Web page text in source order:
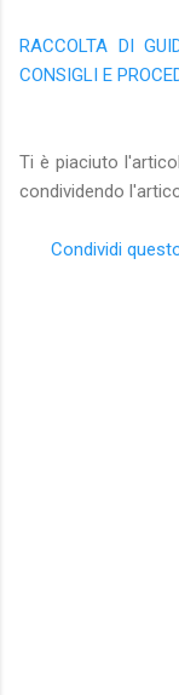
RACCOLTA DI
CONSIGLI E
Ti è piaciuto
condividendo
Condividi